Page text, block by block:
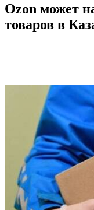
Ozon может
товаров в